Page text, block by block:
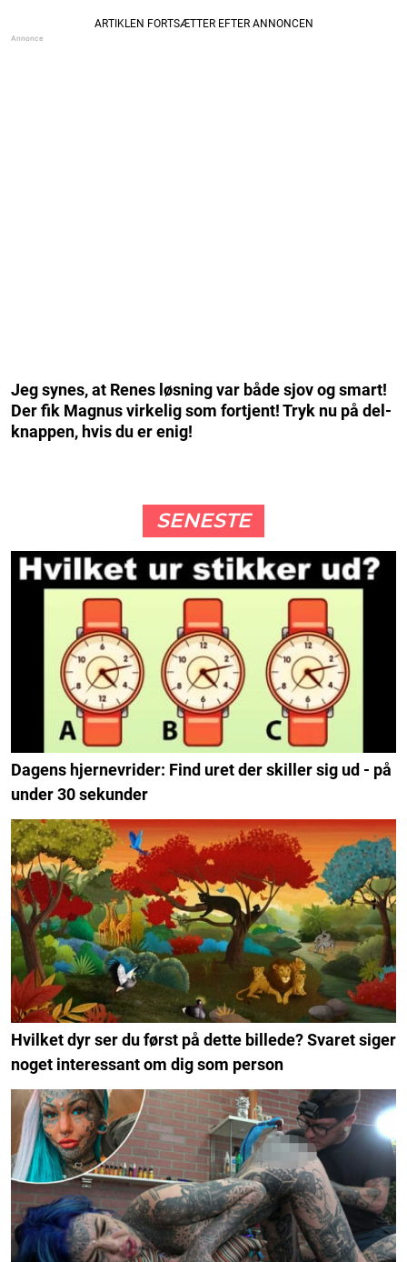
Jeg synes, at Renes løsning var både sjov og smart!
Der fik Magnus virkelig som fortjent! Tryk nu på del-
knappen, hvis du er enig!
SENESTE
Dagens hjernevrider: Find uret der skiller sig ud - på
under 30 sekunder
Hvilket dyr ser du først på dette billede? Svaret siger
noget interessant om dig som person